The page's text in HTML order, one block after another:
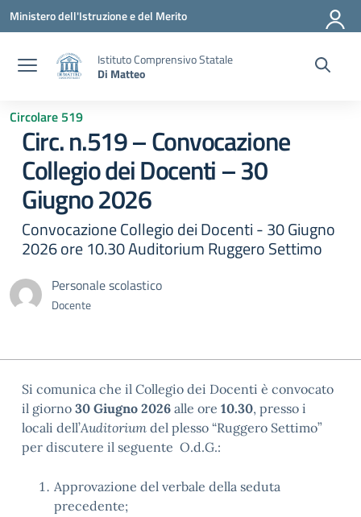
Vai ai contenuti
Vai al menu di navigazione
Vai al footer
Ministero dell'Istruzione e del Merito
Istituto Comprensivo Statale
Di Matteo
Circolare 519
Circ. n.519 – Convocazione
Collegio dei Docenti – 30
Giugno 2026
Convocazione Collegio dei Docenti - 30 Giugno
2026 ore 10.30 Auditorium Ruggero Settimo
Personale scolastico
Docente
Si comunica che il Collegio dei Docenti è convocato
il giorno 30 Giugno 2026 alle ore 10.30, presso i
locali dell’Auditorium del plesso “Ruggero Settimo”
per discutere il seguente O.d.G.:
Approvazione del verbale della seduta
precedente;